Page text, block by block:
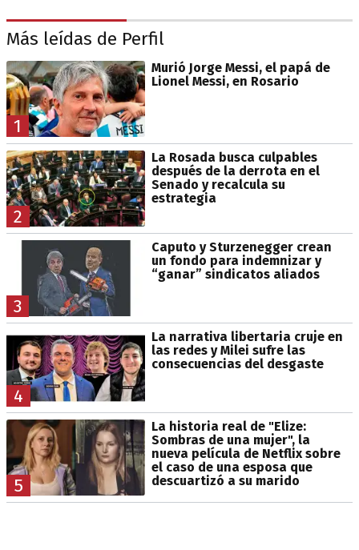
Más leídas de Perfil
1
Murió Jorge Messi, el papá de
Lionel Messi, en Rosario
2
La Rosada busca culpables
después de la derrota en el
Senado y recalcula su
estrategia
3
Caputo y Sturzenegger crean
un fondo para indemnizar y
“ganar” sindicatos aliados
4
La narrativa libertaria cruje en
las redes y Milei sufre las
consecuencias del desgaste
5
La historia real de "Elize:
Sombras de una mujer", la
nueva película de Netflix sobre
el caso de una esposa que
descuartizó a su marido